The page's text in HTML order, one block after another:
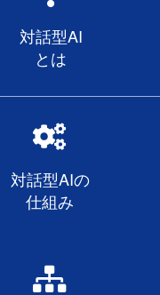
対話型AI
とは
対話型AIの
仕組み